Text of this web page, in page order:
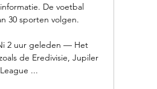
De voetbal
30 sporten volgen.
2 uur geleden — Het
de Eredivisie, Jupiler
...